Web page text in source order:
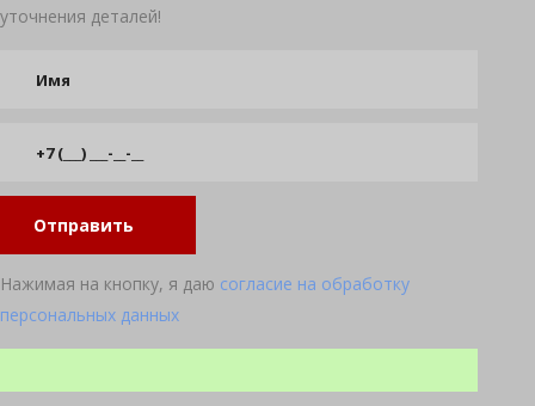
уточнения деталей!
Отправить
Нажимая на кнопку, я даю согласие на обработку
персональных данных